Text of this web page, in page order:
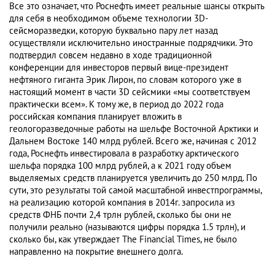
Все это означает, что Роснефть имеет реальные шансы открыть
для себя в необходимом объеме технологии 3D-
сейсморазведки, которую буквально пару лет назад
осуществляли исключительно иностранные подрядчики. Это
подтвердил совсем недавно в ходе традиционной
конференции для инвесторов первый вице-президент
нефтяного гиганта Эрик Лирон, по словам которого уже в
настоящий момент в части 3D сейсмики «мы соответствуем
практически всем». К тому же, в период до 2022 года
российская компания планирует вложить в
геологоразведочные работы на шельфе Восточной Арктики и
Дальнем Востоке 140 млрд рублей. Всего же, начиная с 2012
года, Роснефть инвестировала в разработку арктического
шельфа порядка 100 млрд рублей, а к 2021 году объем
выделяемых средств планируется увеличить до 250 млрд. По
сути, это результаты той самой масштабной инвестпрограммы,
на реализацию которой компания в 2014г. запросила из
средств ФНБ почти 2,4 трлн рублей, сколько бы они не
получили реально (называются цифры порядка 1.5 трлн), и
сколько бы, как утверждает The Financial Times, не было
направленно на покрытие внешнего долга.